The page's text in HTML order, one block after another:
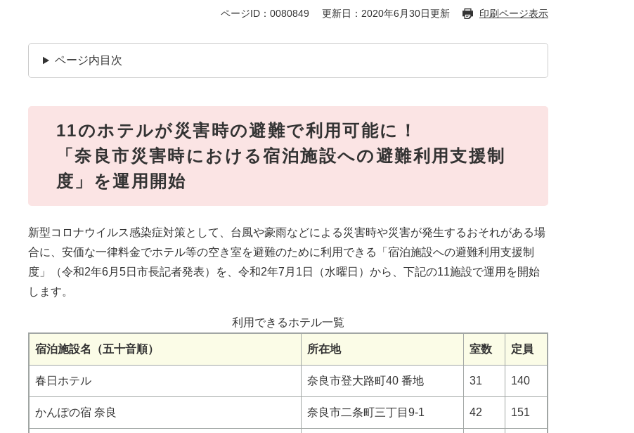
ページID：0080849 更新日：2020年6月30日更新 印刷ページ表示
ページ内目次
11のホテルが災害時の避難で利用可能に！
「奈良市災害時における宿泊施設への避難利用支援制
度」を運用開始
新型コロナウイルス感染症対策として、台風や豪雨などによる災害時や災害が発生するおそれがある場
合に、安価な一律料金でホテル等の空き室を避難のために利用できる「宿泊施設への避難利用支援制
度」（令和2年6月5日市長記者発表）を、令和2年7月1日（水曜日）から、下記の11施設で運用を開始
します。
利用できるホテル一覧
宿泊施設名（五十音順） 所在地 室数 定員
春日ホテル 奈良市登大路町40 番地 31 140
かんぽの宿 奈良 奈良市二条町三丁目9-1 42 151